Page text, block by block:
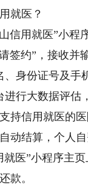
就医？
用就医”小程序
约”，接收并输
份证号及手机
大数据评估，
信用就医的医
动结算，个人
”小程序主页
款。